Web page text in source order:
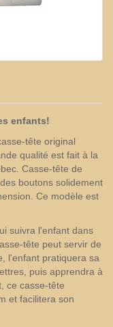
enfants!
tête original
qualité est fait à la
Casse-tête de
boutons solidement
Ce modèle est
suivra l'enfant dans
tête peut servir de
l'enfant pratiquera sa
puis apprendra à
ce casse-tête
et facilitera son